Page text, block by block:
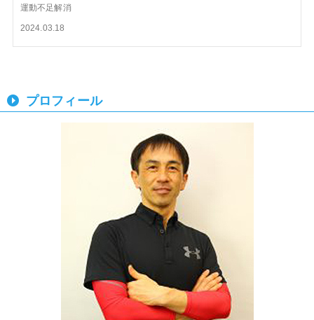
運動不足解消
2024.03.18
プロフィール